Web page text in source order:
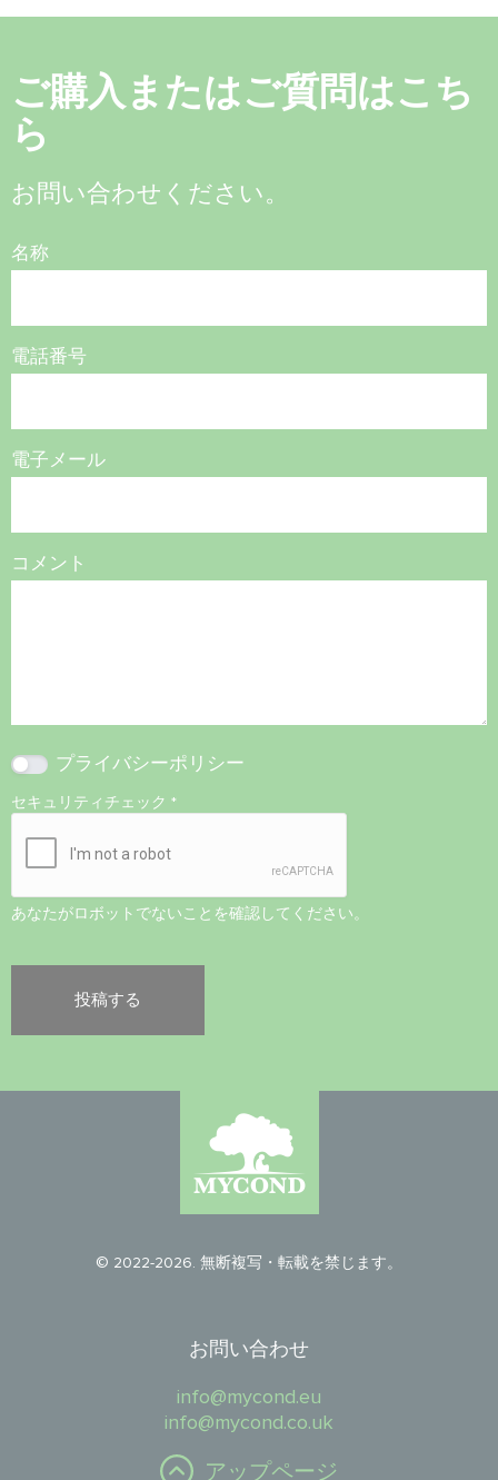
ご購入またはご質問はこち
ら
お問い合わせください。
名称
電話番号
電子メール
コメント
プライバシーポリシー
セキュリティチェック *
あなたがロボットでないことを確認してください。
© 2022-2026. 無断複写・転載を禁じます。
お問い合わせ
info@mycond.eu
info@mycond.co.uk
アップページ